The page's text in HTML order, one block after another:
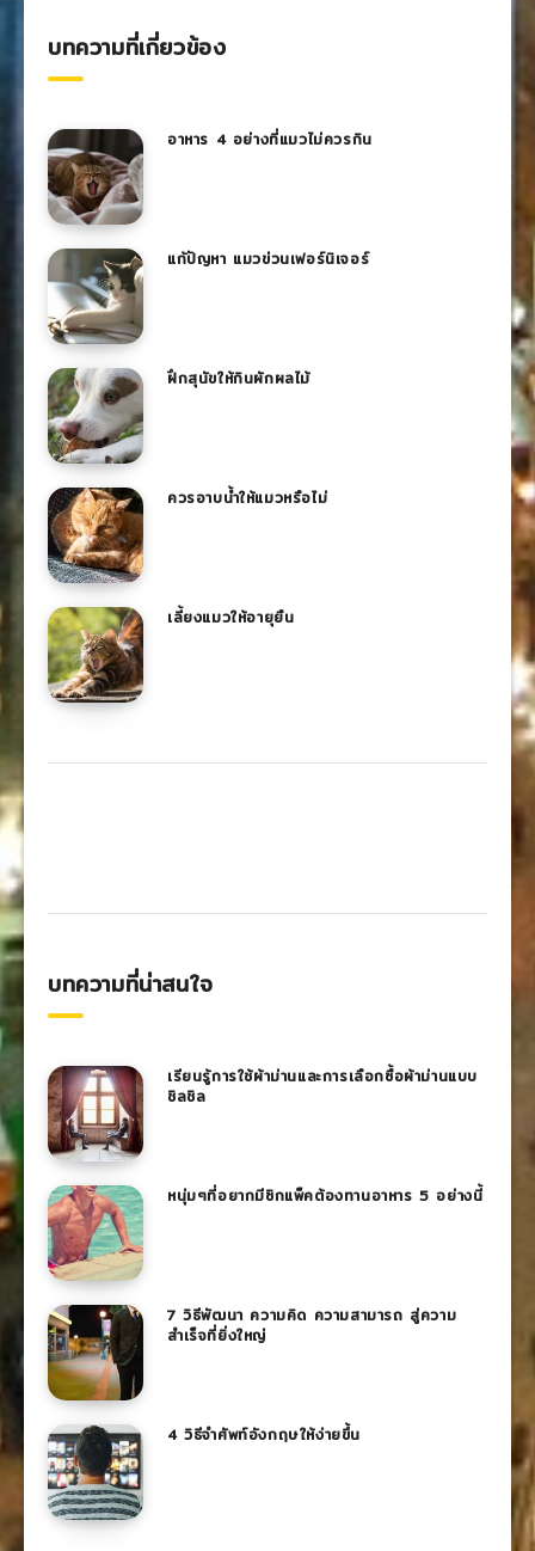
บทความที่เกี่ยวข้อง
อาหาร 4 อย่างที่แมวไม่ควรกิน
แก้ปัญหา แมวข่วนเฟอร์นิเจอร์
ฝึกสุนัขให้กินผักผลไม้
ควรอาบน้ำให้แมวหรือไม่
เลี้ยงแมวให้อายุยืน
บทความที่น่าสนใจ
เรียนรู้การใช้ผ้าม่านและการเลือกซื้อผ้าม่านแบบ
ชิลชิล
หนุ่มๆที่อยากมีซิกแพ็คต้องทานอาหาร 5 อย่างนี้
7 วิธีพัฒนา ความคิด ความสามารถ สู่ความ
สำเร็จที่ยิ่งใหญ่
4 วิธีจำศัพท์อังกฤษให้ง่ายขึ้น